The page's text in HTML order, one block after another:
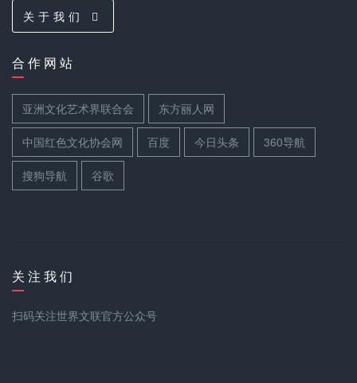
关 于 我 们
合 作 网 站
亚洲文化艺术界联合会 东方丽人网
中国红色文化协会网 百度 今日头条 360导航
搜狗导航 谷歌
关 注 我 们
扫码关注世界文联官方公众号